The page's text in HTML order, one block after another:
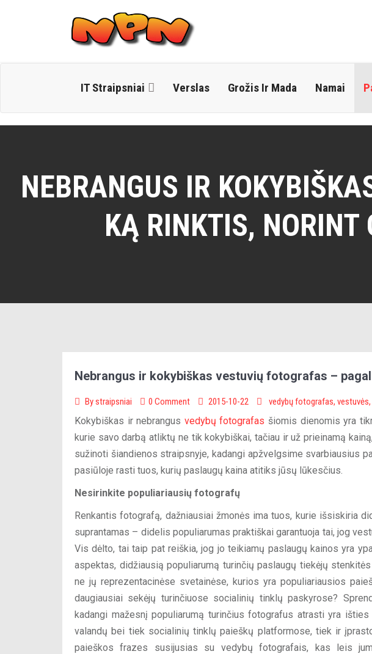
IT Straipsniai Verslas Grožis Ir Mada Namai
NEBRANGUS IR
KĄ RINKTIS, NORINT
Nebrangus ir kokybiškas vestuvių fotografas –
Bystraipsniai 0 Comment 2015-10-22 vedybų fotografas, vestuvės,
Kokybiškas ir nebrangus vedybų fotografas šiomis dienomis yra
kurie savo darbą atliktų ne tik kokybiškai, tačiau ir už prieinamą
sužinoti šiandienos straipsnyje, kadangi apžvelgsime svarbiausius
pasiūloje rasti tuos, kurių paslaugų kaina atitiks jūsų lūkesčius.
Nesirinkite populiariausių fotografų
Renkantis fotografą, dažniausiai žmonės ima tuos, kurie išsiskiria
suprantamas – didelis populiarumas praktiškai garantuoja tai, jog
Vis dėlto, tai taip pat reiškia, jog jo teikiamų paslaugų kainos yra
aspektas, didžiausią populiarumą turinčių paslaugų tiekėjų
ne jų reprezentacinėse svetainėse, kurios yra populiariausios
daugiausiai sekėjų turinčiuose socialinių tinklų paskyrose?
kadangi mažesnį populiarumą turinčius fotografus atrasti yra
valandų bei tiek socialinių tinklų paieškų platformose, tiek ir
paieškos frazes susijusias su vedybų fotografais, kas leis